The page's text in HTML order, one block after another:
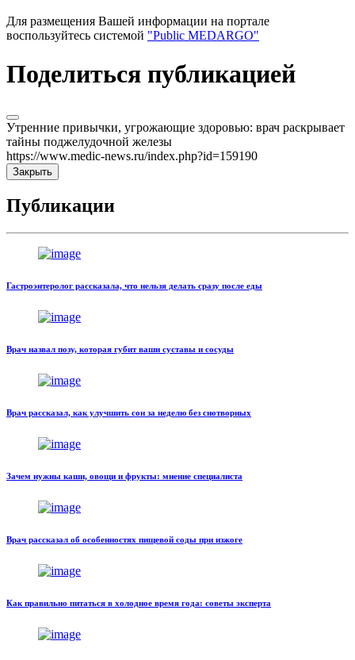
Для размещения Вашей информации на портале
воспользуйтесь системой "Public MEDARGO"
Поделиться публикацией
Утренние привычки, угрожающие здоровью: врач раскрывает
тайны поджелудочной железы
https://www.medic-news.ru/index.php?id=159190
Закрыть
Публикации
Гастроэнтеролог рассказала, что нельзя делать сразу после еды
Врач назвал позу, которая губит ваши суставы и сосуды
Врач рассказал, как улучшить сон за неделю без снотворных
Зачем нужны каши, овощи и фрукты: мнение специалиста
Врач рассказал об особенностях пищевой соды при изжоге
Как правильно питаться в холодное время года: советы эксперта